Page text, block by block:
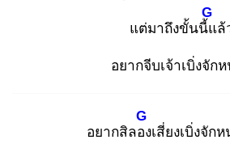
แต่มาถึงขั้นนี้แ
G
ล้
อยากจีบเจ้าเบิ่งจัก
อยากสิลอง
G
เสี่ยงเบิ่งจัก